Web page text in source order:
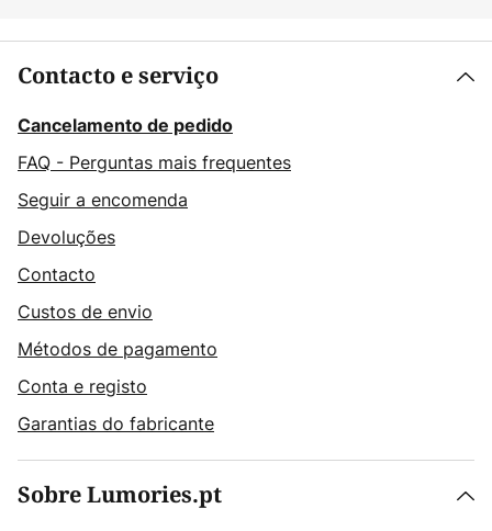
Contacto e serviço
Cancelamento de pedido
FAQ - Perguntas mais frequentes
Seguir a encomenda
Devoluções
Contacto
Custos de envio
Métodos de pagamento
Conta e registo
Garantias do fabricante
Sobre Lumories.pt